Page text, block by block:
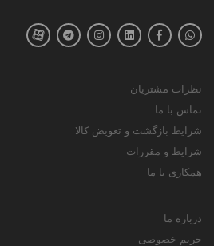
نظرات مشتریان
تماس با ما
شرایط بازگشت و تعویض کالا
شرایط و مقررات
همکاری با ما
درباره ما
حریم خصوصی